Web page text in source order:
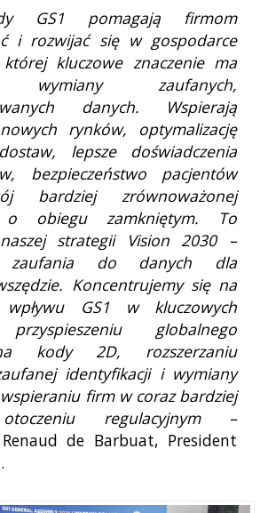
GS1 pomagają firmom
i rozwijać się w gospodarce
kluczowe znaczenie ma
wymiany zaufanych,
danych. Wspierają
rynków, optymalizację
lepsze doświadczenia
bezpieczeństwo pacjentów
bardziej zrównoważonej
o obiegu zamkniętym. To
strategii Vision 2030 –
zaufania do danych dla
Koncentrujemy się na
wpływu GS1 w kluczowych
globalnego
kody 2D, rozszerzaniu
identyfikacji i wymiany
firm w coraz bardziej
regulacyjnym –
Renaud de Barbuat, President